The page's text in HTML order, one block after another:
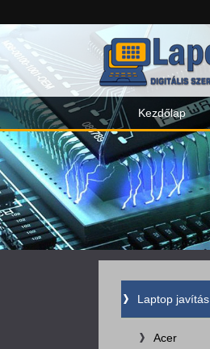
Kezdőlap
Laptop javítás
Acer